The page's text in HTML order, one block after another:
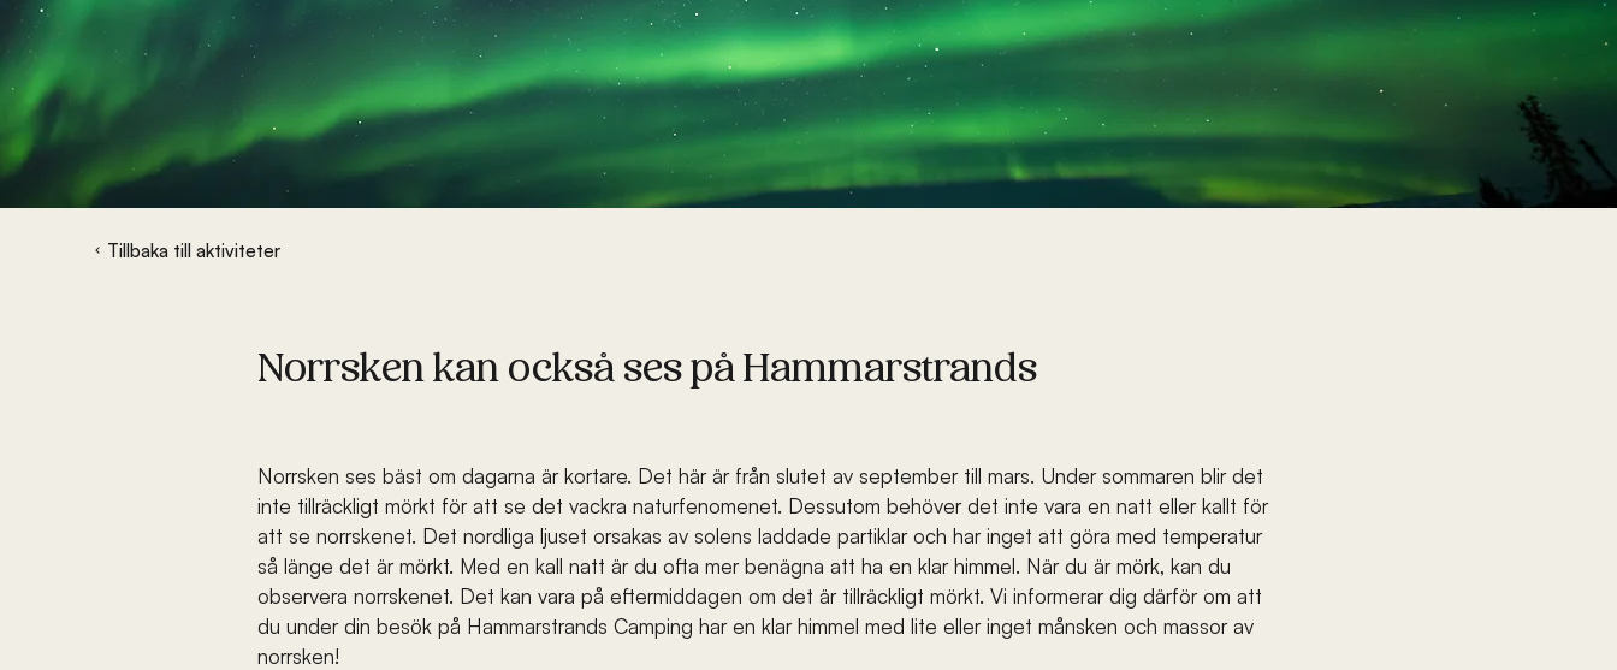
Tillbaka till aktiviteter
Norrsken kan också ses på Hammarstrands
Norrsken ses bäst om dagarna är kortare. Det här är från slutet av september till mars. Under sommaren blir det
inte tillräckligt mörkt för att se det vackra naturfenomenet. Dessutom behöver det inte vara en natt eller kallt för
att se norrskenet. Det nordliga ljuset orsakas av solens laddade partiklar och har inget att göra med temperatur
så länge det är mörkt. Med en kall natt är du ofta mer benägna att ha en klar himmel. När du är mörk, kan du
observera norrskenet. Det kan vara på eftermiddagen om det är tillräckligt mörkt. Vi informerar dig därför om att
du under din besök på Hammarstrands Camping har en klar himmel med lite eller inget månsken och massor av
norrsken!